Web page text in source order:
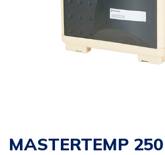
MASTERTEMP